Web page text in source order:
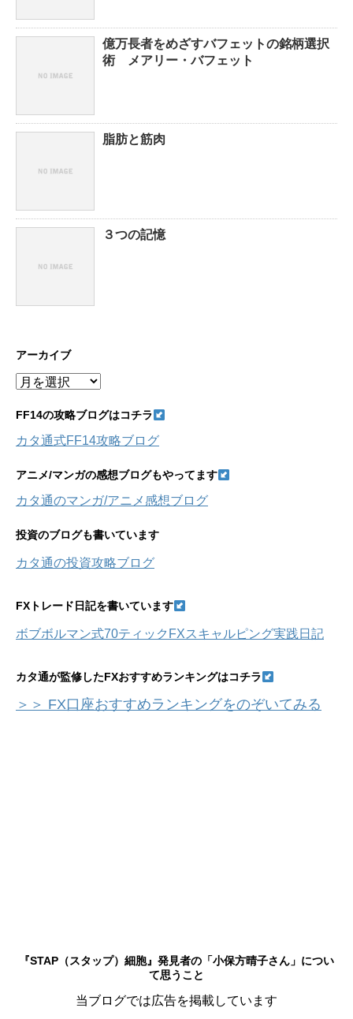
億万長者をめざすバフェットの銘柄選択
術 メアリー・バフェット
脂肪と筋肉
３つの記憶
アーカイブ
ア
カ
ブ
FF14の攻略ブログはコチラ
カタ通式FF14攻略ブログ
アニメ/マンガの感想ブログもやってます
カタ通のマンガ/アニメ感想ブログ
投資のブログも書いています
カタ通の投資攻略ブログ
FXトレード日記を書いています
ボブボルマン式70ティックFXスキャルピング実践日記
カタ通が監修したFXおすすめランキングはコチラ
＞＞ FX口座おすすめランキングをのぞいてみる
『STAP（スタップ）細胞』発見者の「小保方晴子さん」につい
て思うこと
当ブログでは広告を掲載しています